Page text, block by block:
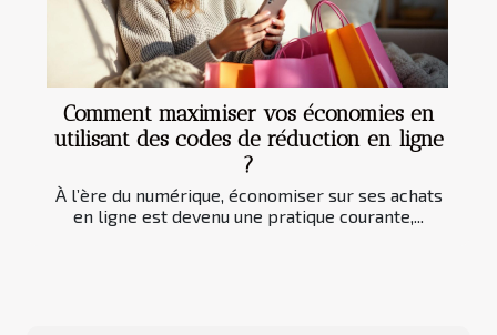
Comment maximiser vos économies en
utilisant des codes de réduction en ligne
?
À l’ère du numérique, économiser sur ses achats
en ligne est devenu une pratique courante,...